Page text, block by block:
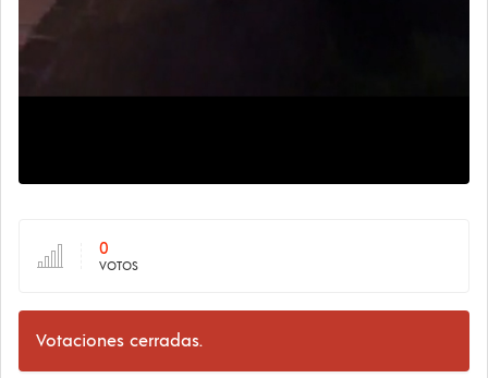
0
VOTOS
Votaciones cerradas.